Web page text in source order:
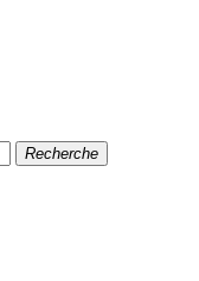
Recherche